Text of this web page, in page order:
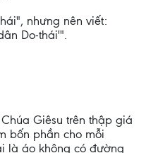
nhưng nên viết:
Do-thái'".
Giêsu trên thập giá
bốn phần cho mỗi
là áo không có đường